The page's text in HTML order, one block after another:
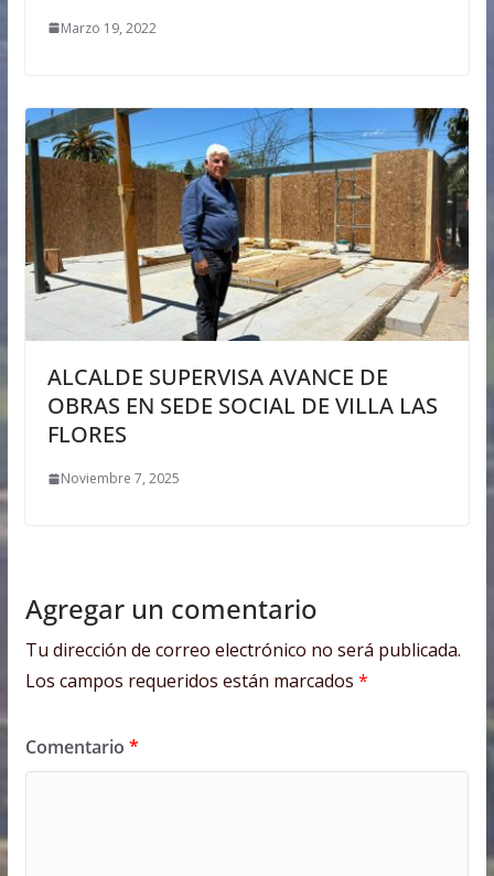
Marzo 19, 2022
ALCALDE SUPERVISA AVANCE DE
OBRAS EN SEDE SOCIAL DE VILLA LAS
FLORES
Noviembre 7, 2025
Agregar un comentario
Tu dirección de correo electrónico no será publicada.
Los campos requeridos están marcados *
Comentario *